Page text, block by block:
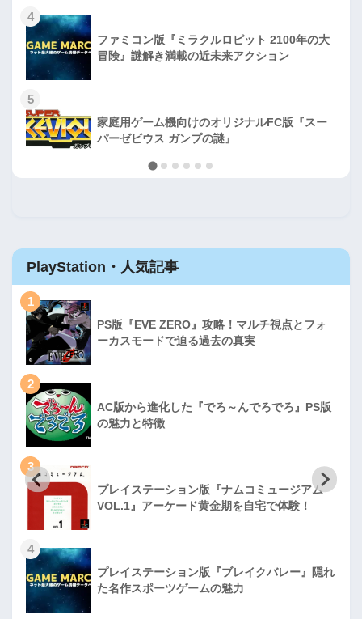
4
ファミコン版『ミラクルロピット 2100年の大
冒険』謎解き満載の近未来アクション
5
家庭用ゲーム機向けのオリジナルFC版『スー
パーゼビウス ガンプの謎』
PlayStation・人気記事
1
PS版『EVE ZERO』攻略！マルチ視点とフォ
ーカスモードで迫る過去の真実
2
AC版から進化した『でろ～んでろでろ』PS版
の魅力と特徴
3
プレイステーション版『ナムコミュージアム
VOL.1』アーケード黄金期を自宅で体験！
4
プレイステーション版『ブレイクバレー』隠れ
た名作スポーツゲームの魅力